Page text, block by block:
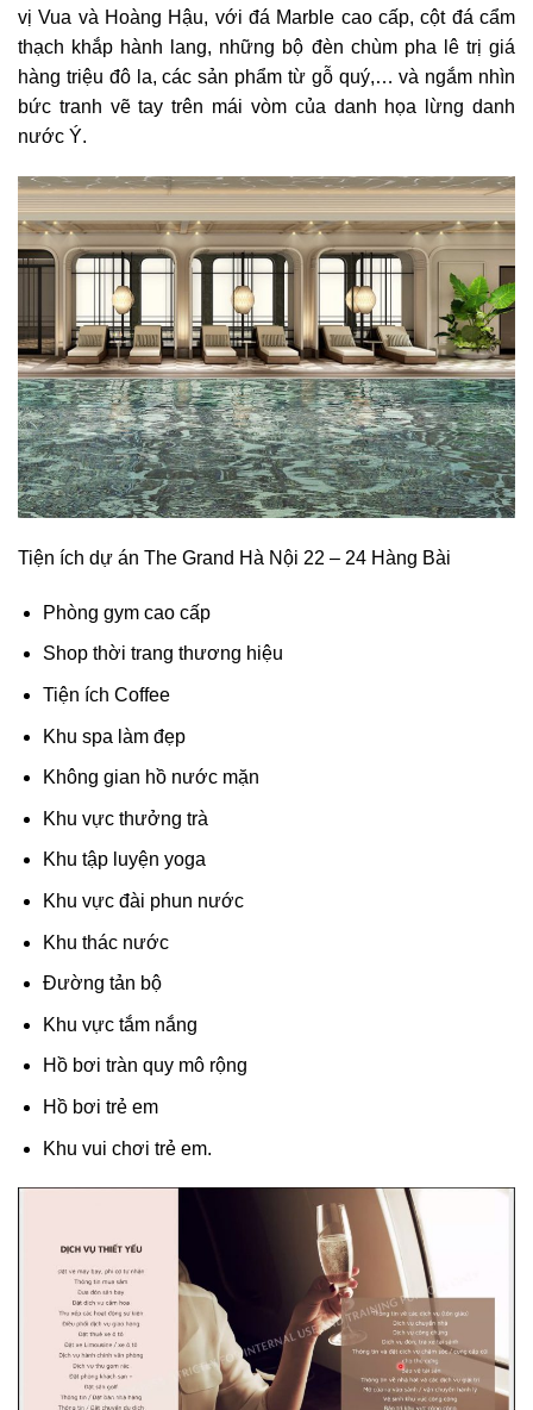
vị Vua và Hoàng Hậu, với đá Marble cao cấp, cột đá cẩm
thạch khắp hành lang, những bộ đèn chùm pha lê trị giá
hàng triệu đô la, các sản phẩm từ gỗ quý,… và ngắm nhìn
bức tranh vẽ tay trên mái vòm của danh họa lừng danh
nước Ý.
Tiện ích dự án The Grand Hà Nội 22 – 24 Hàng Bài
Phòng gym cao cấp
Shop thời trang thương hiệu
Tiện ích Coffee
Khu spa làm đẹp
Không gian hồ nước mặn
Khu vực thưởng trà
Khu tập luyện yoga
Khu vực đài phun nước
Khu thác nước
Đường tản bộ
Khu vực tắm nắng
Hồ bơi tràn quy mô rộng
Hồ bơi trẻ em
Khu vui chơi trẻ em.